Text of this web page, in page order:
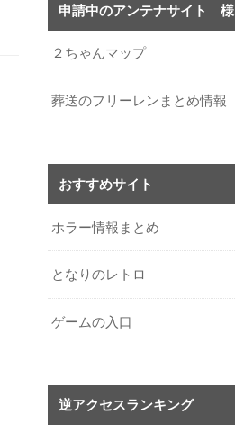
申請中のアンテナサイト 様
２ちゃんマップ
葬送のフリーレンまとめ情報
おすすめサイト
ホラー情報まとめ
となりのレトロ
ゲームの入口
逆アクセスランキング